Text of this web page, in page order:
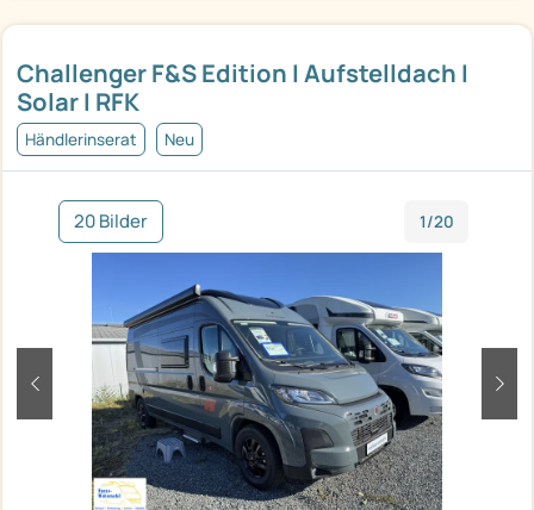
Challenger F&S Edition I Aufstelldach I
Solar I RFK
Händlerinserat Neu
20 Bilder 1/20
zurück